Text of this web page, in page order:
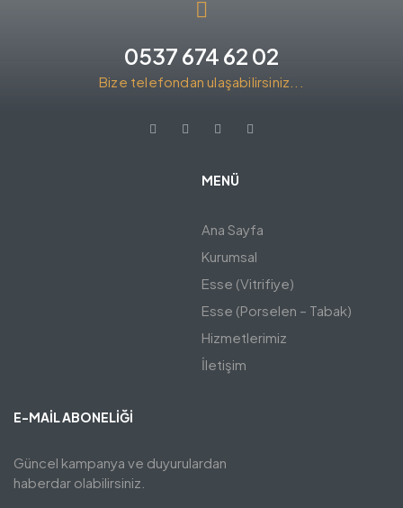
0537 674 62 02
Bize telefondan ulaşabilirsiniz...
MENÜ
Ana Sayfa
Kurumsal
Esse (Vitrifiye)
Esse (Porselen – Tabak)
Hizmetlerimiz
İletişim
E-MAIL ABONELIĞI
Güncel kampanya ve duyurulardan
haberdar olabilirsiniz.